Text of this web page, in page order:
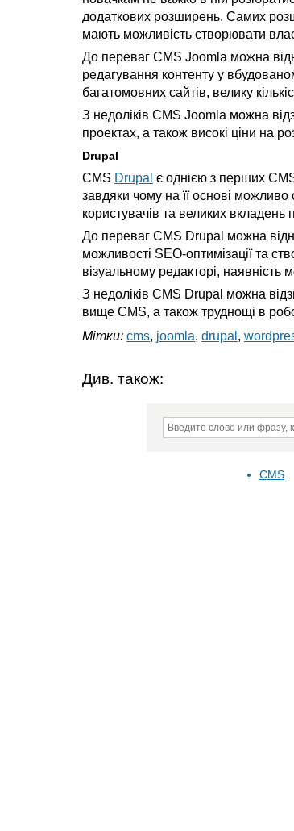
додаткових розширень. Самих
мають можливість створювати
До переваг CMS Joomla можна
редагування контенту у
багатомовних сайтів, велику
З недоліків CMS Joomla можна
проектах, а також високі ціни на
Drupal
CMS Drupal є однією з перших
завдяки чому на її основі можливо
користувачів та великих
До переваг CMS Drupal можна
можливості SEO-оптимізації та
візуальному редакторі, наявність
З недоліків CMS Drupal можна
вище CMS, а також труднощі в
Мітки: cms, joomla, drupal ,
Див. також:
CMS